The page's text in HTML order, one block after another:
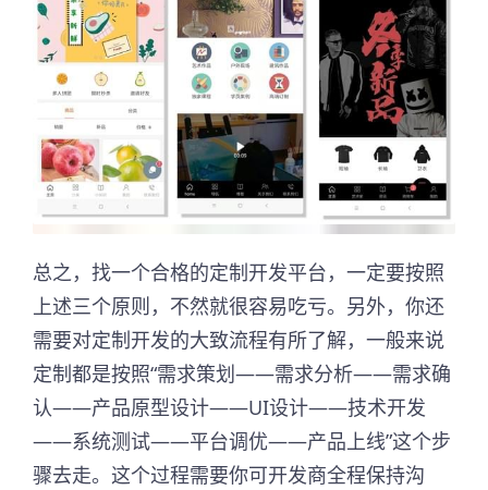
总之，找一个合格的定制开发平台，一定要按照
上述三个原则，不然就很容易吃亏。另外，你还
需要对定制开发的大致流程有所了解，一般来说
定制都是按照“需求策划——需求分析——需求确
认——产品原型设计——UI设计——技术开发
——系统测试——平台调优——产品上线”这个步
骤去走。这个过程需要你可开发商全程保持沟